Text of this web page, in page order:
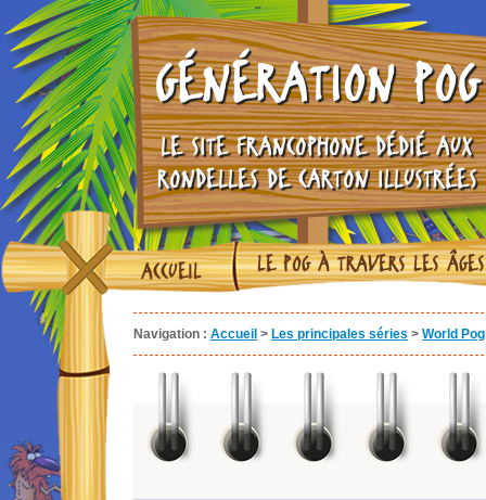
GÉNÉRATION POG
LE SITE FRANCOPHONE DÉDIÉ AUX
RONDELLES DE CARTON ILLUSTRÉES
ACCUEIL LE POG À TRAVERS LES ÂGES
Navigation : Accueil > Les principales séries > World